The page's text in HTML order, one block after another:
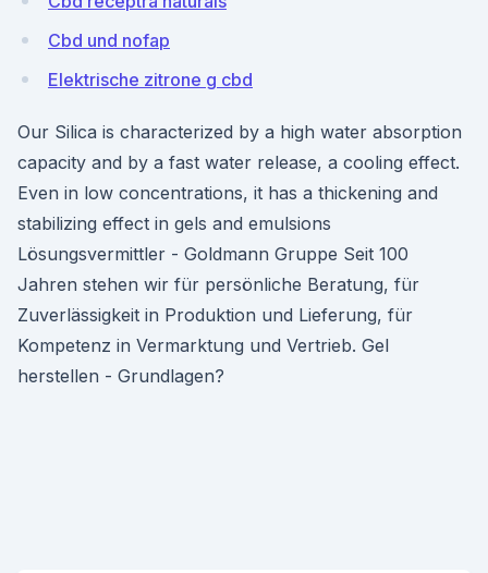
Cbd und nofap
Elektrische zitrone g cbd
Our Silica is characterized by a high water absorption
capacity and by a fast water release, a cooling effect.
Even in low concentrations, it has a thickening and
stabilizing effect in gels and emulsions
Lösungsvermittler - Goldmann Gruppe Seit 100
Jahren stehen wir für persönliche Beratung, für
Zuverlässigkeit in Produktion und Lieferung, für
Kompetenz in Vermarktung und Vertrieb. Gel
herstellen - Grundlagen?